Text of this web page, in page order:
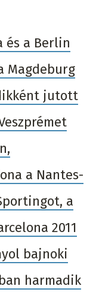
és a Berlin
Magdeburg
jutott
a Nantes-
a
2011
bajnoki
harmadik